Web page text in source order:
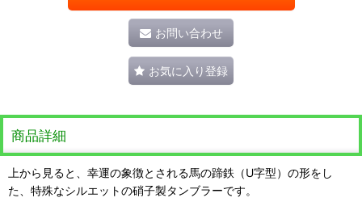
お問い合わせ
お気に入り登録
商品詳細
上から見ると、幸運の象徴とされる馬の蹄鉄（U字型）の形をし
た、特殊なシルエットの硝子製タンブラーです。